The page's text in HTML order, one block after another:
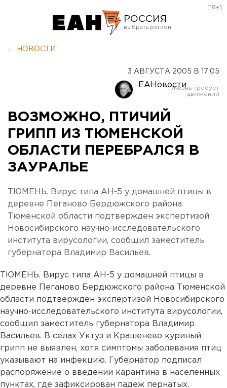
РОССИЯ
Оренбург
[18+]
← НОВОСТИ
3 АВГУСТА 2005 В 17:05
ЕАНовости
ВОЗМОЖНО, ПТИЧИЙ
ГРИПП ИЗ ТЮМЕНСКОЙ
ОБЛАСТИ ПЕРЕБРАЛСЯ В
ЗАУРАЛЬЕ
ТЮМЕНЬ. Вирус типа АН-5 у домашней птицы в
деревне Пеганово Бердюжского района
Тюменской области подтвержден экспертизой
Новосибирского научно-исследовательского
института вирусологии, сообщил заместитель
губернатора Владимир Васильев.
ТЮМЕНЬ. Вирус типа АН-5 у домашней птицы в
деревне Пеганово Бердюжского района Тюменской
области подтвержден экспертизой Новосибирского
научно-исследовательского института вирусологии,
сообщил заместитель губернатора Владимир
Васильев. В селах Уктуз и Крашенево куриный
грипп не выявлен, хотя симптомы заболевания птиц
указывают на инфекцию. Губернатор подписал
распоряжение о введении карантина в населенных
пунктах, где зафиксирован падеж пернатых.